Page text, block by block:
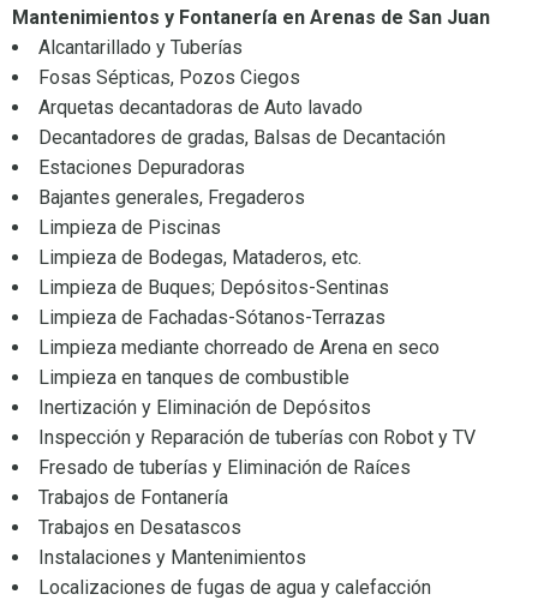
Mantenimientos y Fontanería en Arenas de San Juan
Alcantarillado y Tuberías
Fosas Sépticas, Pozos Ciegos
Arquetas decantadoras de Auto lavado
Decantadores de gradas, Balsas de Decantación
Estaciones Depuradoras
Bajantes generales, Fregaderos
Limpieza de Piscinas
Limpieza de Bodegas, Mataderos, etc.
Limpieza de Buques; Depósitos-Sentinas
Limpieza de Fachadas-Sótanos-Terrazas
Limpieza mediante chorreado de Arena en seco
Limpieza en tanques de combustible
Inertización y Eliminación de Depósitos
Inspección y Reparación de tuberías con Robot y TV
Fresado de tuberías y Eliminación de Raíces
Trabajos de Fontanería
Trabajos en Desatascos
Instalaciones y Mantenimientos
Localizaciones de fugas de agua y calefacción